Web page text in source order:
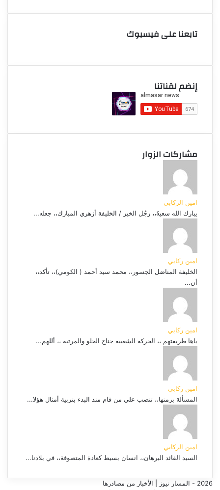
تابعنا على فيسبوك
إنضم لقناتنا
مشاركات الزوار
امين الركابي
يبارك الله سعيهُ،، رجُل الخير / الخليفة أزهري المبارك،، جعله...
امين ركابي
الخليفة المناضل الجسور،، محمد سيد أحمد ( الكومي)،، تأكد،،
أن...
امين ركابي
ياها طريقتهم ،، الحركة الشعبية جناح الحلو والمرتبة ،، أللهم...
امين ركابي
المسألة برمتها،، تنصب علي من قام منذ البدء بتربية أمثال هؤلا...
امين الركابي
السيد القائد البرهان،، انسان بسيط كعادة المتصوفة،، في بلادنا...
2026 - المسار نيوز | الأخبار من مصادرها